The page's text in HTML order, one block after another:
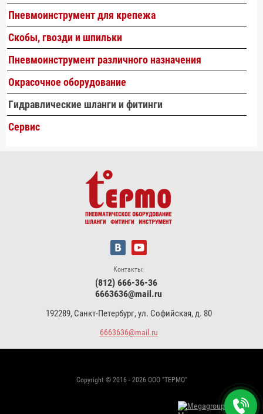
Пневмоинструмент для крепежа
Скобы, гвозди и шпильки
Пневмоинструмент различного назначения
Окрасочное оборудование
Гидравлические шланги и фитинги
Сервис
Контакты:
(812) 666-36-36
6663636@mail.ru
192289, Санкт-Петербург, ул. Софийская, д. 80
6663636@mail.ru
Copyright © 2016 - 2026 ООО "ТЕРМО"